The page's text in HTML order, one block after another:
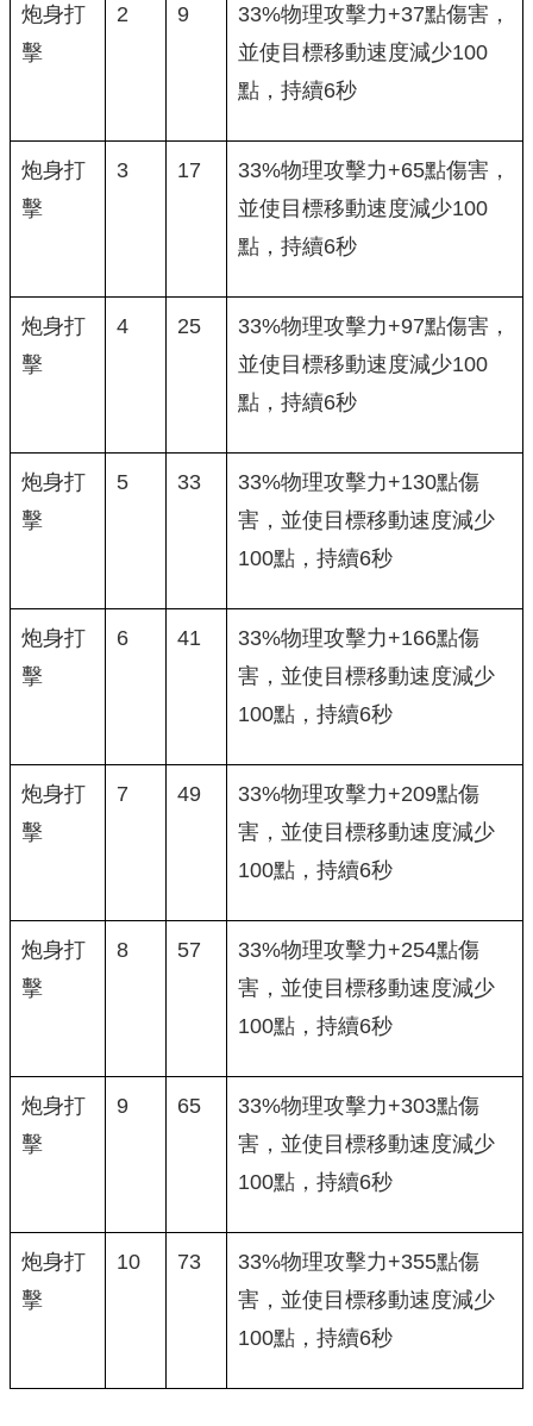
炮身打
擊
2 9
33%物理攻擊力+37點傷害，
並使目標移動速度減少100
點，持續6秒
炮身打
擊
3 17
33%物理攻擊力+65點傷害，
並使目標移動速度減少100
點，持續6秒
炮身打
擊
4 25
33%物理攻擊力+97點傷害，
並使目標移動速度減少100
點，持續6秒
炮身打
擊
5 33
33%物理攻擊力+130點傷
害，並使目標移動速度減少
100點，持續6秒
炮身打
擊
6 41
33%物理攻擊力+166點傷
害，並使目標移動速度減少
100點，持續6秒
炮身打
擊
7 49
33%物理攻擊力+209點傷
害，並使目標移動速度減少
100點，持續6秒
炮身打
擊
8 57
33%物理攻擊力+254點傷
害，並使目標移動速度減少
100點，持續6秒
炮身打
擊
9 65
33%物理攻擊力+303點傷
害，並使目標移動速度減少
100點，持續6秒
炮身打
擊
10 73
33%物理攻擊力+355點傷
害，並使目標移動速度減少
100點，持續6秒